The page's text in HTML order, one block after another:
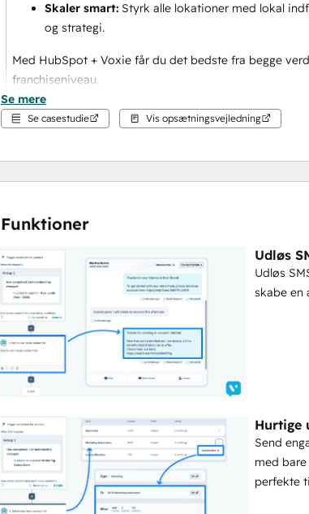
Skaler smart: Styrk alle lokationer med lokal
og strategi.
Med HubSpot + Voxie får du det bedste fra begge
franchiseniveau.
Udløs SMS med HubSpot Workflows
kontaktvariabler og planlæg til den perfekte timing.
Aktiver eviggrønne kampagner
Send automatisk beskeder til nye leads, når de
kommunikation om deres brand uden ekstra manuelt
Synkroniser kontaktattributter
Send kontaktattributter fra HubSpot til Voxie eller
Voxie er den eneste SMS-platform, der er bygget til
Sørg for, at alle steder er med på budskabet, og at
Balancer franchisetagerens autonomi med
Brug skabeloner og målgrupper til at muliggøre hurtige,
Udvikl dig ud over generiske sms'er
Se mere
Se casestudie Vis opsætningsvejledning
Funktioner
Udløs
Udløs
skabe en
Hurtige
Send
med
perfekte